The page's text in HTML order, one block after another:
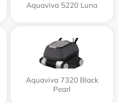
Aquaviva 5220 Luna
Aquaviva 7320 Black
Pearl